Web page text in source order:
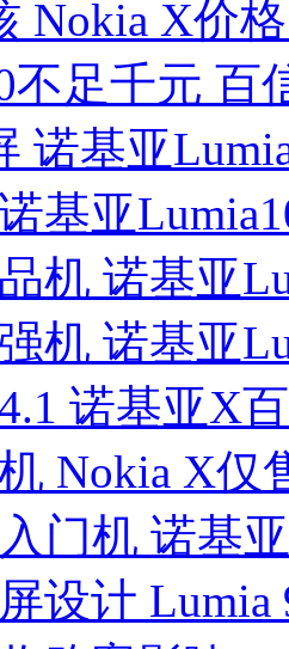
Nokia X价
不足千元 百
诺基亚
基亚
机 诺基亚
机 诺基亚
诺基亚X
Nokia X仅
门机 诺基
设计 Lumia